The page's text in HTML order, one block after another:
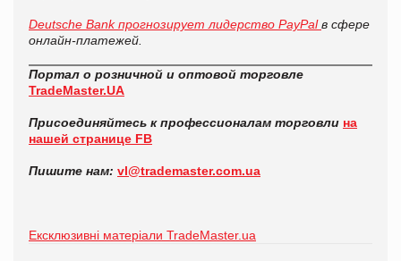
Deutsche Bank прогнозирует лидерство PayPalв сфере
онлайн-платежей.
Портал о розничной и оптовой торговле
TradeMaster.UA
Присоединяйтесь к профессионалам торговли на
нашей странице FB
Пишите нам: vl@trademaster.com.ua
Ексклюзивні матеріали TradeMaster.ua